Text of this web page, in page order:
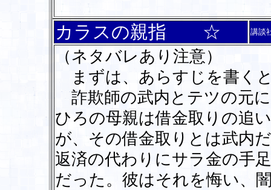
カラスの親指 ☆ 講談
（ネタバレあり注意）
まずは、あらすじを書く
詐欺師の武内とテツの元
ひろの母親は借金取りの追
が、その借金取りとは武内
返済の代わりにサラ金の手
だった。彼はそれを悔い、